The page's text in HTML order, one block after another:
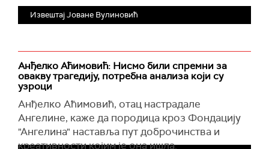
Извештај Јоване Вулиновић
Анђелко Аћимовић: Нисмо били спремни за
овакву трагедију, потребна анализа који су
узроци
Анђелко Аћимовић, отац настрадале
Ангелине, каже да породица кроз Фондацију
"Ангелина" наставља пут доброчинства и
креативности којим је она ишла.